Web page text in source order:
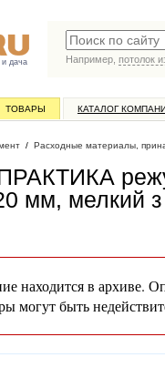
дача
Например, потолок
ТОВАРЫ КАТАЛОГ
/ Расходные материалы,
мм, мелкий
находится в архиве.
могут быть